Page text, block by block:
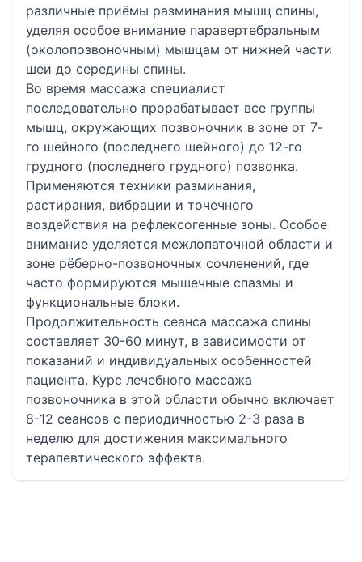
различные приёмы разминания мышц спины,
уделяя особое внимание паравертебральным
(околопозвоночным) мышцам от нижней части
шеи до середины спины.
Во время массажа специалист
последовательно прорабатывает все группы
мышц, окружающих позвоночник в зоне от 7-
го шейного (последнего шейного) до 12-го
грудного (последнего грудного) позвонка.
Применяются техники разминания,
растирания, вибрации и точечного
воздействия на рефлексогенные зоны. Особое
внимание уделяется межлопаточной области и
зоне рёберно-позвоночных сочленений, где
часто формируются мышечные спазмы и
функциональные блоки.
Продолжительность сеанса массажа спины
составляет 30-60 минут, в зависимости от
показаний и индивидуальных особенностей
пациента. Курс лечебного массажа
позвоночника в этой области обычно включает
8-12 сеансов с периодичностью 2-3 раза в
неделю для достижения максимального
терапевтического эффекта.